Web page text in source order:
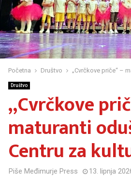
Početna Društvo „Cvrčkove priče“ –
Društvo
„Cvrčkove
maturanti
Centru za
Piše Međimurje Press 13. lipnja